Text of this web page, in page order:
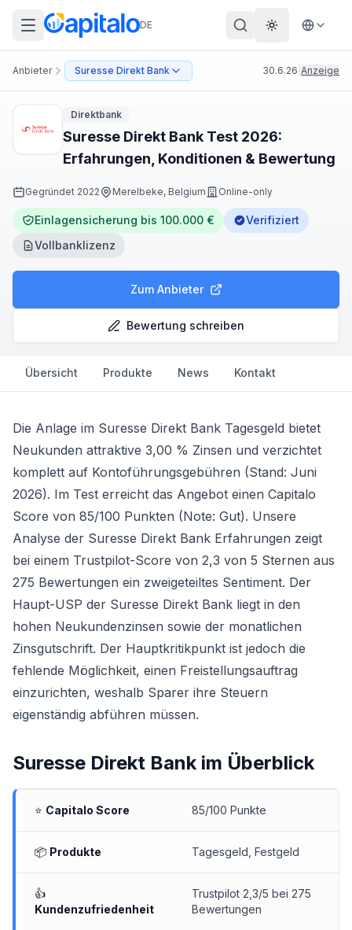
DE Theme
Anbieter Suresse Direkt Bank 30.6.26 Anzeige
Direktbank
Suresse Direkt Bank Test 2026:
Erfahrungen, Konditionen & Bewertung
Gegründet 2022 Merelbeke, Belgium Online-only
Einlagensicherung bis 100.000 €
Verifiziert
Vollbanklizenz
Zum Anbieter
Bewertung schreiben
Übersicht Produkte News Kontakt
Die Anlage im Suresse Direkt Bank Tagesgeld bietet
Neukunden attraktive 3,00 % Zinsen und verzichtet
komplett auf Kontoführungsgebühren (Stand: Juni
2026). Im Test erreicht das Angebot einen Capitalo
Score von 85/100 Punkten (Note: Gut). Unsere
Analyse der Suresse Direkt Bank Erfahrungen zeigt
bei einem Trustpilot-Score von 2,3 von 5 Sternen aus
275 Bewertungen ein zweigeteiltes Sentiment. Der
Haupt-USP der Suresse Direkt Bank liegt in den
hohen Neukundenzinsen sowie der monatlichen
Zinsgutschrift. Der Hauptkritikpunkt ist jedoch die
fehlende Möglichkeit, einen Freistellungsauftrag
einzurichten, weshalb Sparer ihre Steuern
eigenständig abführen müssen.
Suresse Direkt Bankim Überblick
⭐ Capitalo Score 85/100 Punkte
📦 Produkte Tagesgeld Festgeld
👍
Kundenzufriedenheit
Trustpilot 2,3/5 bei 275
Bewertungen